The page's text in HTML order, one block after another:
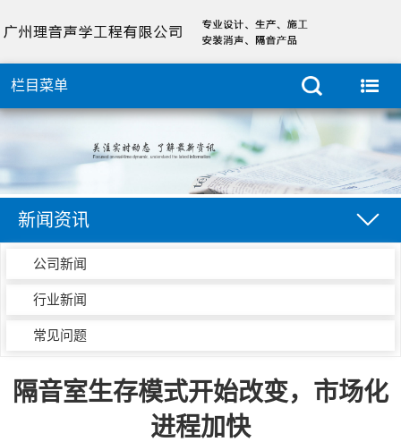
栏目菜单
新闻资讯
公司新闻
行业新闻
常见问题
隔音室生存模式开始改变，市场化
进程加快